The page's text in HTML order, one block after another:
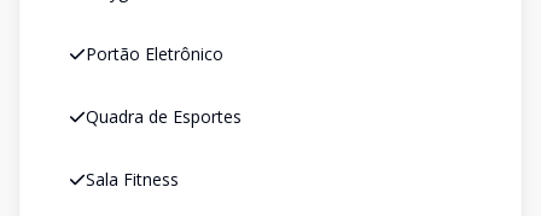
Portão Eletrônico
Quadra de Esportes
Sala Fitness